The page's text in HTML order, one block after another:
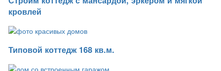
кровлей
Типовой коттедж 168 кв.м.